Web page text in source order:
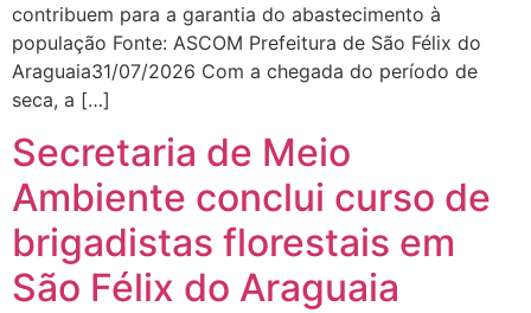
contribuem para a garantia do abastecimento à
população Fonte: ASCOM Prefeitura de São Félix do
Araguaia31/07/2026 Com a chegada do período de
seca, a […]
Secretaria de Meio
Ambiente conclui curso de
brigadistas florestais em
São Félix do Araguaia